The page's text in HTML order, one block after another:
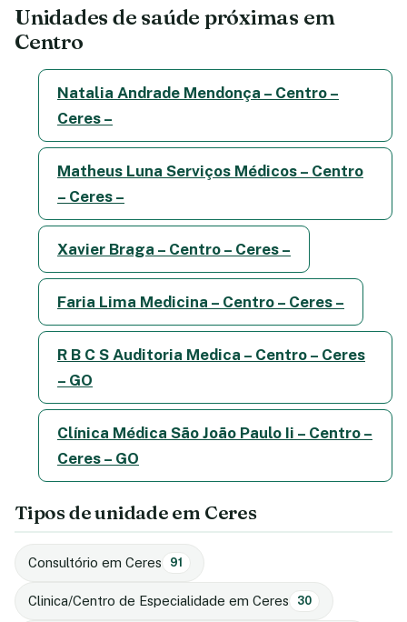
Unidades de saúde próximas em
Centro
Natalia Andrade Mendonça – Centro –
Ceres –
Matheus Luna Serviços Médicos – Centro
– Ceres –
Xavier Braga – Centro – Ceres –
Faria Lima Medicina – Centro – Ceres –
R B C S Auditoria Medica – Centro – Ceres
– GO
Clínica Médica São João Paulo Ii – Centro –
Ceres – GO
Tipos de unidade em Ceres
Consultório em Ceres 91
Clinica/Centro de Especialidade em Ceres 30